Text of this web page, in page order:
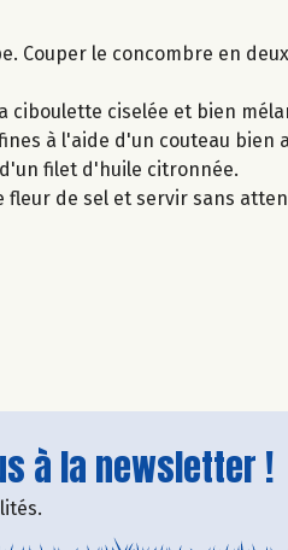
Couper le concombre en
ciboulette ciselée et bien
à l'aide d'un couteau bien
filet d'huile citronnée.
fleur de sel et servir sans
à la newsletter !